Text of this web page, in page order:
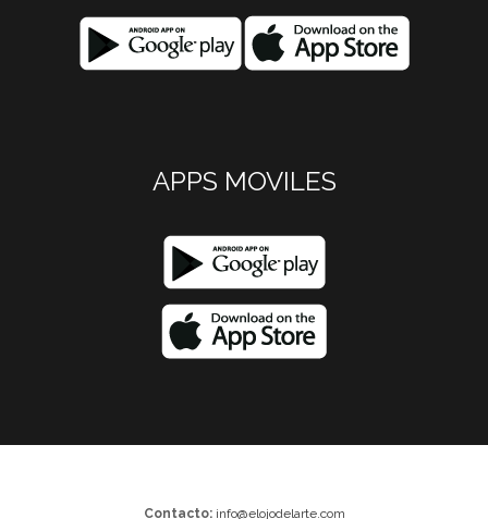
APPS MOVILES
Contacto: info@elojodelarte.com